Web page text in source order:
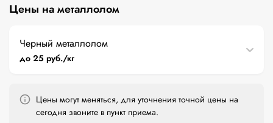
Цены на металлолом
Черный металлолом
до 25 руб./кг
Цены могут меняться, для уточнения точной цены на
сегодня звоните в пункт приема.